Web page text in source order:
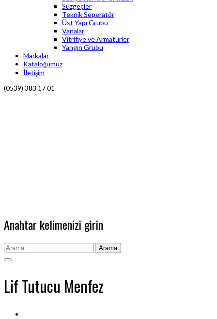
Süzgeçler
Teknik Seperatör
Üst Yapı Grubu
Vanalar
Vitrifiye ve Armatürler
Yangın Grubu
Markalar
Kataloğumuz
İletişim
(0539) 383 17 01
Anahtar kelimenizi girin
Arama
Lif Tutucu Menfez